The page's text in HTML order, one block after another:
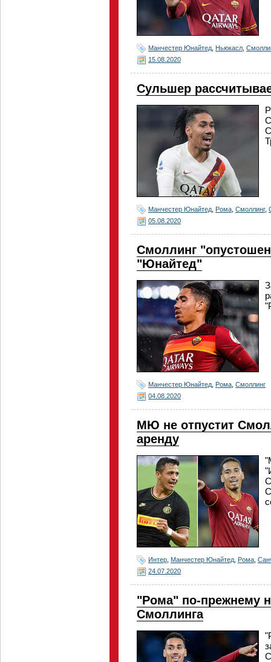
Манчестер Юнайтед Ньюкасл
15.08.2020
Сульшер
Манчестер Юнайтед Рома Смоллинг,
05.08.2020
Смоллинг
"Юнайтед"
Манчестер Юнайтед Рома Смоллинг
04.08.2020
МЮ не отпустит
аренду
Интер Манчестер Юнайтед Рома
24.07.2020
"Рома" по-прежнему
Смоллинга